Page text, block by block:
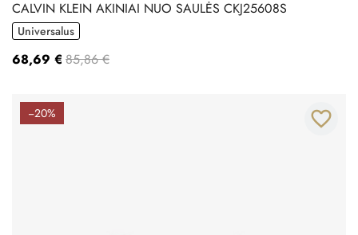
CALVIN KLEIN AKINIAI NUO SAULĖS CKJ25608S
Universalus
68,69 € 85,86 €
−20% favorite_border